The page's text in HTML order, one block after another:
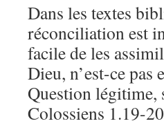
Dans les textes
réconciliation est
facile de les
Dieu, n’est-ce pas
Question légitime,
Colossiens 1.19-